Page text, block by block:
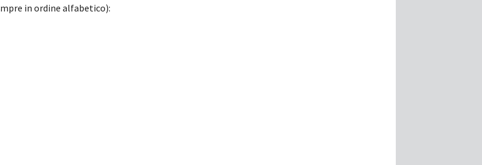
in ordine alfabetico):